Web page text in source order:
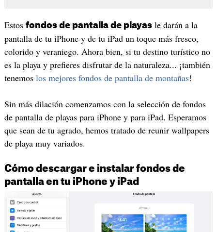
Estos fondos de pantalla de playasle darán a la
pantalla de tu iPhone y de tu iPad un toque más fresco,
colorido y veraniego. Ahora bien, si tu destino turístico no
es la playa y prefieres disfrutar de la naturaleza... ¡también
tenemos los mejores fondos de pantalla de montañas!
Sin más dilación comenzamos con la selección de fondos
de pantalla de playas para iPhone y para iPad. Esperamos
que sean de tu agrado, hemos tratado de reunir wallpapers
de playa muy variados.
Cómo descargar e instalar fondos de
pantalla en tu iPhone y iPad